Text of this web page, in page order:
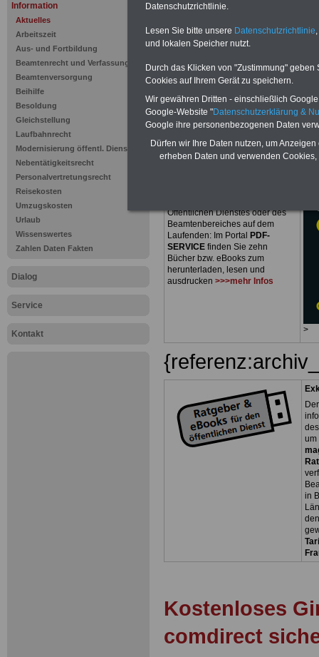
Information
Aktuelles
Arbeitszeit
Aus- und Fortbildung
Beamtenrecht und Verfassung
Beamtenversorgung
Beihilfe
Besoldung
Gleichstellung
Laufbahnrecht
Modernisierung öffentl. Dienst
Nebentätigkeitsrecht
Personalvertretungsrecht
Reisekosten
Umzugskosten
Urlaub
Wissenswertes
Zahlen Daten Fakten
Dialog
Service
Kontakt
Ausgabe
Wandel
Verwaltung
PDF-SERVICE
nur 15 Euro
Öffentlichen Dienstes oder des
Beamtenbereiches auf dem
Laufenden: Im Portal PDF-
SERVICE finden Sie zehn
Bücher bzw. eBooks zum
herunterladen, lesen und
ausdrucken >>>mehr Infos
>
um
in
Kostenloses
comdirect
Datenschutzrichtlinie.
Lesen Sie bitte unsere Datenschutzrichtlinie
und lokalen Speicher nutzt.
Durch das Klicken von "Zustimmung"
Cookies auf Ihrem Gerät zu speichern.
Wir gewähren Dritten - einschließlich
Google-Website "Datenschutzerklärung &
Google ihre personenbezogenen Daten
Dürfen wir Ihre Daten nutzen, um
erheben Daten und verwenden